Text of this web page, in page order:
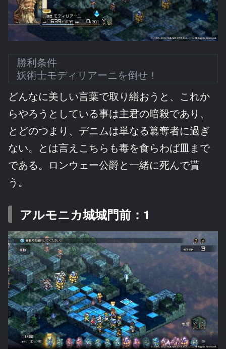
勝利条件
妖術士モディリアーニを倒せ！
どんなに美しい言葉で取り繕おうと、これか
らやろうとしている事は主君の暗殺であり、
とどのつまり、デニムは単なる簒奪者に過ぎ
ない。とは言えこちらも毒を食らわば皿まで
である。ロンウェー公爵と一緒に死んで貰
う。
アルモニカ城城門前：1